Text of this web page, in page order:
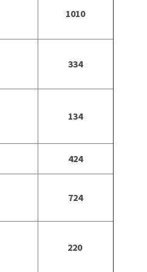
1010
334
134
424
724
220